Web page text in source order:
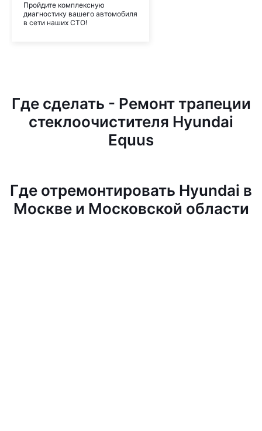
Пройдите комплексную
диагностику вашего автомобиля
в сети наших СТО!
Где сделать - Ремонт трапеции
стеклоочистителя Hyundai
Equus
Где отремонтировать Hyundai в
Москве и Московской области